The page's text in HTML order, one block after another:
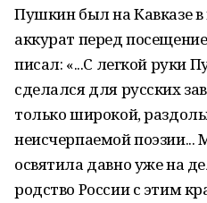
Пушкин был на Кавказе в
аккурат перед
писал: «...С легкой руки
сделался для русских
только широкой,
неисчерпаемой
освятила давно уже на
родство России с этим